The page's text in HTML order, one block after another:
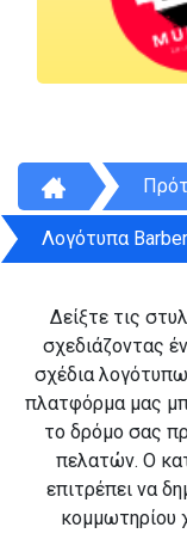
Λογότυπα Barber
Δείξτε τις
σχεδιάζοντας
σχέδια
πλατφόρμα μας
το δρόμο σας
πελατών. Ο
επιτρέπει να
κομμωτηρίου